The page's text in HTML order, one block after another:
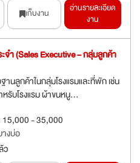
เก็บงาน
อ่านรายละเอียด
งาน
จำ (Sales Executive – กลุ่มลูกค้า
านลูกค้าในกลุ่มโรงแรมและที่พัก เช่น
รับโรงแรม ผ้าขนหนู...
15,000 - 35,000
งบ่อ
ว